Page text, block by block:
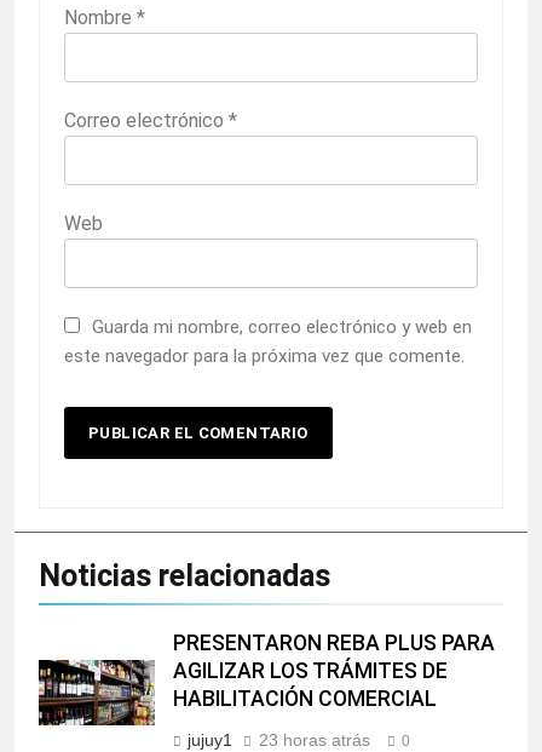
Nombre *
Correo electrónico *
Web
Guarda mi nombre, correo electrónico y web en
este navegador para la próxima vez que comente.
Noticias relacionadas
PRESENTARON REBA PLUS PARA
AGILIZAR LOS TRÁMITES DE
HABILITACIÓN COMERCIAL
jujuy1 23 horas atrás 0